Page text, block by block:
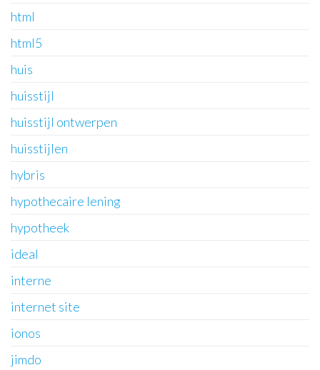
html
html5
huis
huisstijl
huisstijl ontwerpen
huisstijlen
hybris
hypothecaire lening
hypotheek
ideal
interne
internet site
ionos
jimdo